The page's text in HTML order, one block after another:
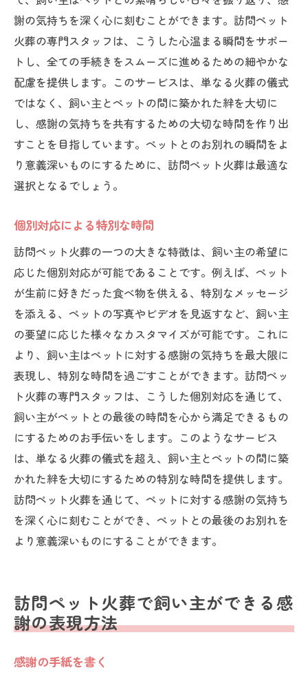
謝の気持ちを深く心に刻むことができます。訪問ペット
火葬の専門スタッフは、こうした心温まる瞬間をサポー
トし、全ての手続きをスムーズに進めるための細やかな
配慮を提供します。このサービスは、単なる火葬の儀式
ではなく、飼い主とペットの間に築かれた絆を大切に
し、感謝の気持ちを共有するための大切な時間を作り出
すことを目指しています。ペットとのお別れの瞬間をよ
り意義深いものにするために、訪問ペット火葬は最適な
選択となるでしょう。
個別対応による特別な時間
訪問ペット火葬の一つの大きな特徴は、飼い主の希望に
応じた個別対応が可能であることです。例えば、ペット
が生前に好きだった食べ物を供える、特別なメッセージ
を添える、ペットの写真やビデオを見返すなど、飼い主
の要望に応じた様々なカスタマイズが可能です。これに
より、飼い主はペットに対する感謝の気持ちを最大限に
表現し、特別な時間を過ごすことができます。訪問ペッ
ト火葬の専門スタッフは、こうした個別対応を通じて、
飼い主がペットとの最後の時間を心から満足できるもの
にするためのお手伝いをします。このようなサービス
は、単なる火葬の儀式を超え、飼い主とペットの間に築
かれた絆を大切にするための特別な時間を提供します。
訪問ペット火葬を通じて、ペットに対する感謝の気持ち
を深く心に刻むことができ、ペットとの最後のお別れを
より意義深いものにすることができます。
訪問ペット火葬で飼い主ができる感
謝の表現方法
感謝の手紙を書く